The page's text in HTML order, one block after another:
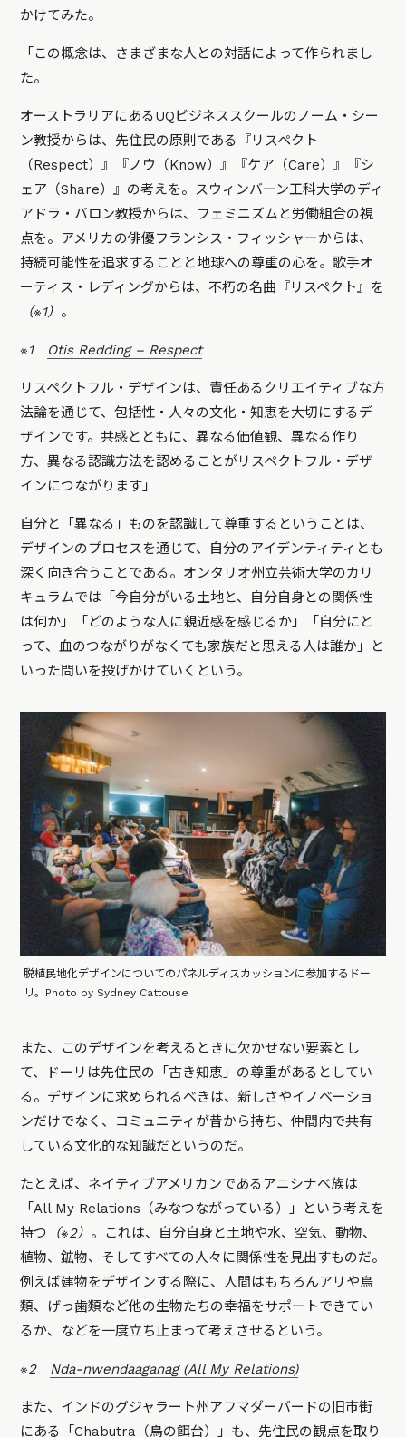
かけてみた。
「この概念は、さまざまな人との対話によって作られまし
た。
オーストラリアにあるUQビジネススクールのノーム・シー
ン教授からは、先住民の原則である『リスペクト
（Respect）』『ノウ（Know）』『ケア（Care）』『シ
ェア（Share）』の考えを。スウィンバーン工科大学のディ
アドラ・バロン教授からは、フェミニズムと労働組合の視
点を。アメリカの俳優フランシス・フィッシャーからは、
持続可能性を追求することと地球への尊重の心を。歌手オ
ーティス・レディングからは、不朽の名曲『リスペクト』を
（※1） 。
※1 Otis Redding – Respect
リスペクトフル・デザインは、責任あるクリエイティブな方
法論を通じて、包括性・人々の文化・知恵を大切にするデ
ザインです。共感とともに、異なる価値観、異なる作り
方、異なる認識方法を認めることがリスペクトフル・デザ
インにつながります」
自分と「異なる」ものを認識して尊重するということは、
デザインのプロセスを通じて、自分のアイデンティティとも
深く向き合うことである。オンタリオ州立芸術大学のカリ
キュラムでは「今自分がいる土地と、自分自身との関係性
は何か」「どのような人に親近感を感じるか」「自分にと
って、血のつながりがなくても家族だと思える人は誰か」と
いった問いを投げかけていくという。
脱植民地化デザインについてのパネルディスカッションに参加するドー
リ。Photo by Sydney Cattouse
また、このデザインを考えるときに欠かせない要素とし
て、ドーリは先住民の「古き知恵」の尊重があるとしてい
る。デザインに求められるべきは、新しさやイノベーショ
ンだけでなく、コミュニティが昔から持ち、仲間内で共有
している文化的な知識だというのだ。
たとえば、ネイティブアメリカンであるアニシナベ族は
「All My Relations（みなつながっている）」という考えを
持つ （※2） 。これは、自分自身と土地や水、空気、動物、
植物、鉱物、そしてすべての人々に関係性を見出すものだ。
例えば建物をデザインする際に、人間はもちろんアリや鳥
類、げっ歯類など他の生物たちの幸福をサポートできてい
るか、などを一度立ち止まって考えさせるという。
※2 Nda-nwendaaganag (All My Relations)
また、インドのグジャラート州アフマダーバードの旧市街
にある「Chabutra（鳥の餌台）」も、先住民の観点を取り